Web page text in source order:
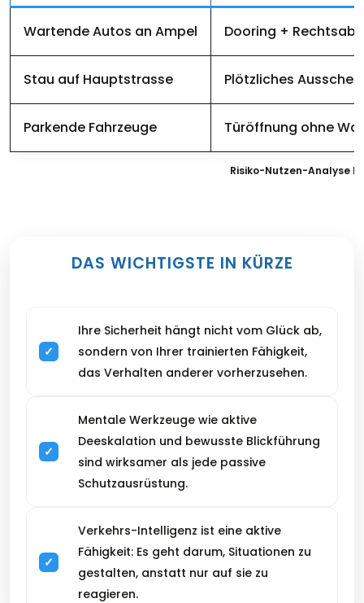
Risiko-Nutzen-Analyse
Wartende Autos an Ampel Dooring +
Stau auf Hauptstrasse Plötzliches
Parkende Fahrzeuge Türöffnung ohne
DAS WICHTIGSTE IN KÜRZE
Ihre Sicherheit hängt nicht vom Glück ab,
sondern von Ihrer trainierten Fähigkeit,
das Verhalten anderer vorherzusehen.
Mentale Werkzeuge wie aktive
Deeskalation und bewusste Blickführung
sind wirksamer als jede passive
Schutzausrüstung.
Verkehrs-Intelligenz ist eine aktive
Fähigkeit: Es geht darum, Situationen zu
gestalten, anstatt nur auf sie zu
reagieren.